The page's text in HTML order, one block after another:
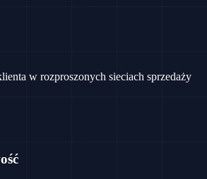
w rozproszonych sieciach sprzedaży